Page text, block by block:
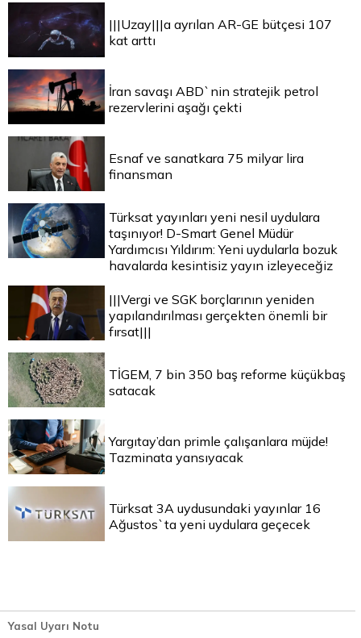
|||Uzay|||a ayrılan AR-GE bütçesi 107
kat arttı
İran savaşı ABD`nin stratejik petrol
rezervlerini aşağı çekti
Esnaf ve sanatkara 75 milyar lira
finansman
Türksat yayınları yeni nesil uydulara
taşınıyor! D-Smart Genel Müdür
Yardımcısı Yıldırım: Yeni uydularla bozuk
havalarda kesintisiz yayın izleyeceğiz
|||Vergi ve SGK borçlarının yeniden
yapılandırılması gerçekten önemli bir
fırsat|||
TİGEM, 7 bin 350 baş reforme küçükbaş
satacak
Yargıtay’dan primle çalışanlara müjde!
Tazminata yansıyacak
Türksat 3A uydusundaki yayınlar 16
Ağustos`ta yeni uydulara geçecek
Yasal Uyarı Notu